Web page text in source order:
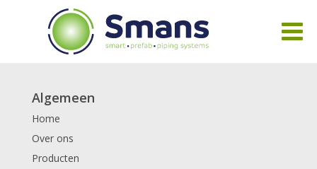
Algemeen
Home
Over ons
Producten